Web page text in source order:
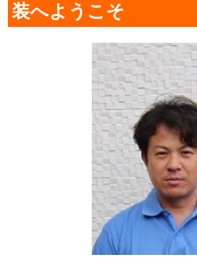
装へようこそ